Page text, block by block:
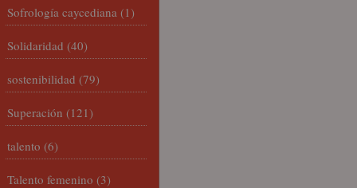
Sofrología caycediana (1)
Solidaridad (40)
sostenibilidad (79)
Superación (121)
talento (6)
Talento femenino (3)